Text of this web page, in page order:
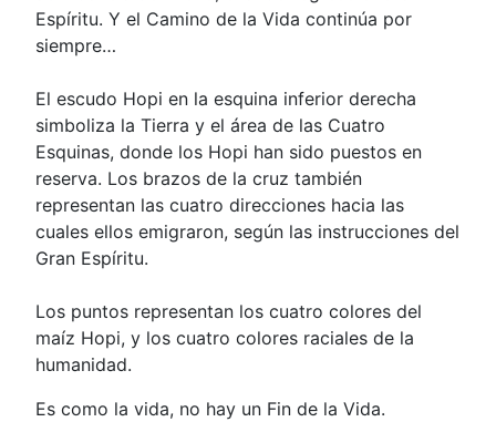
Espíritu. Y el Camino de la Vida continúa por
siempre…
El escudo Hopi en la esquina inferior derecha
simboliza la Tierra y el área de las Cuatro
Esquinas, donde los Hopi han sido puestos en
reserva. Los brazos de la cruz también
representan las cuatro direcciones hacia las
cuales ellos emigraron, según las instrucciones del
Gran Espíritu.
Los puntos representan los cuatro colores del
maíz Hopi, y los cuatro colores raciales de la
humanidad.
Es como la vida, no hay un Fin de la Vida.